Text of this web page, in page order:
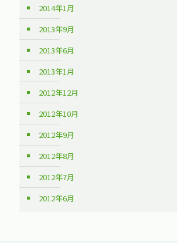
2014年1月
2013年9月
2013年6月
2013年1月
2012年12月
2012年10月
2012年9月
2012年8月
2012年7月
2012年6月